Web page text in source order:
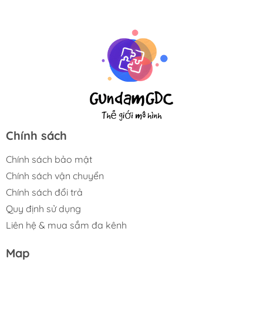
Chính sách
Chính sách bảo mật
Chính sách vận chuyển
Chính sách đổi trả
Quy định sử dụng
Liên hệ & mua sắm đa kênh
Map